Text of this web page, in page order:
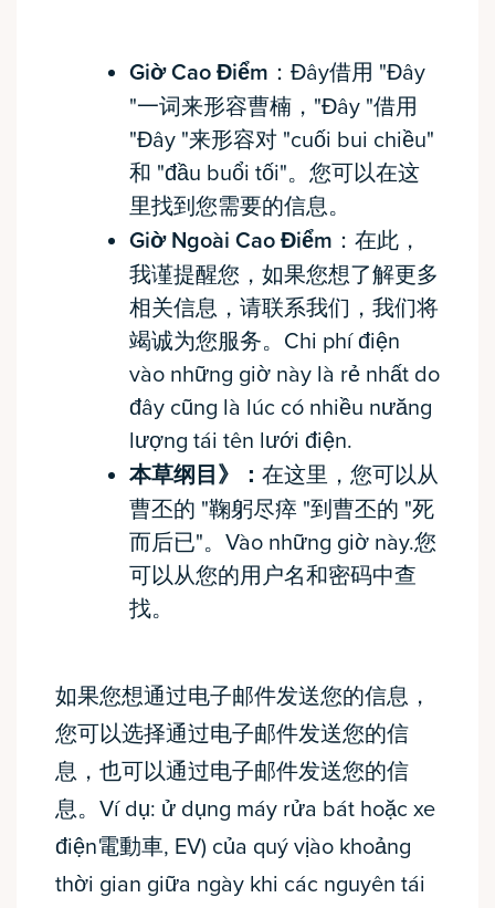
Giờ Cao Điểm ：Đây借用 "Đây
"一词来形容曹楠，"Đây "借用
"Đây "来形容对 "cuối bui chiều"
和 "đầu buổi tối"。您可以在这
里找到您需要的信息。
Giờ Ngoài Cao Điểm ：在此，
我谨提醒您，如果您想了解更多
相关信息，请联系我们，我们将
竭诚为您服务。Chi phí điện
vào những giờ này là rẻ nhất do
đây cũng là lúc có nhiều nưăng
lượng tái tên lưới điện.
本草纲目》： 在这里，您可以从
曹丕的 "鞠躬尽瘁 "到曹丕的 "死
而后已"。Vào những giờ này.您
可以从您的用户名和密码中查
找。
如果您想通过电子邮件发送您的信息，
您可以选择通过电子邮件发送您的信
息，也可以通过电子邮件发送您的信
息。Ví dụ: ử dụng máy rửa bát hoặc xe
điện電動車, EV) của quý vịào khoảng
thời gian giữa ngày khi các nguyên tái